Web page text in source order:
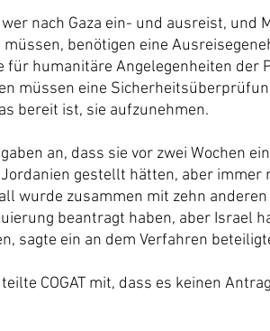
nach Gaza ein- und ausreist, und
benötigen eine
für humanitäre Angelegenheiten der
müssen eine
bereit ist, sie aufzunehmen.
an, dass sie vor zwei Wochen
gestellt hätten, aber immer
wurde zusammen mit zehn
beantragt haben, aber Israel
sagte ein an dem Verfahren
COGAT mit, dass es keinen